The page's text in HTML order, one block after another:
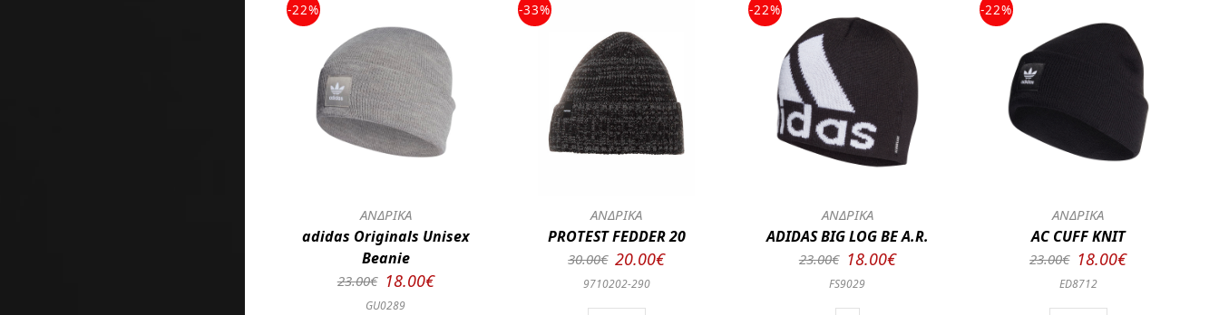
-22%
ΑΝΔΡΙΚΑ
adidas Originals Unisex
Beanie
23.00€ 18.00€
GU0289
-33%
ΑΝΔΡΙΚΑ
PROTEST FEDDER 20
30.00€ 20.00€
9710202-290
-22%
ΑΝΔΡΙΚΑ
ADIDAS BIG LOG BE A.R.
23.00€ 18.00€
FS9029
-22%
ΑΝΔΡΙΚΑ
AC CUFF KNIT
23.00€ 18.00€
ED8712